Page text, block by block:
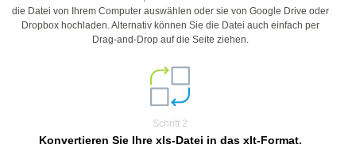
die Datei von Ihrem Computer auswählen oder sie von Google Drive oder
Dropbox hochladen. Alternativ können Sie die Datei auch einfach per
Drag-and-Drop auf die Seite ziehen.
Schritt 2
Konvertieren Sie Ihre xls-Datei in das xlt-Format.